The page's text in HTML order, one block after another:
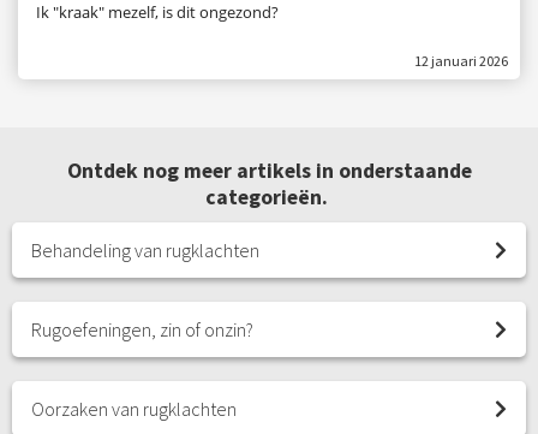
Ik "kraak" mezelf, is dit ongezond?
12 januari 2026
Ontdek nog meer artikels in onderstaande
categorieën.
Behandeling van rugklachten
Rugoefeningen, zin of onzin?
Oorzaken van rugklachten